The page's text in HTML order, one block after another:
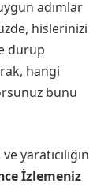
adımlar
hislerinizi
durup
hangi
bunu
yaratıcılığın
İzlemeniz